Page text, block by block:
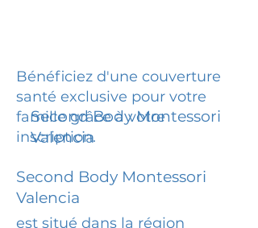
Bénéficiez d'une couverture
santé exclusive pour votre
famille grâce à votre
inscription.
Second Body Montessori
Valencia
Second Body Montessori
Valencia
est situé dans la région